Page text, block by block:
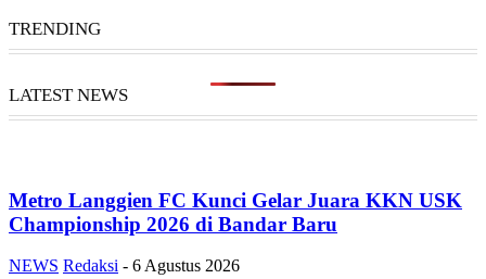
TRENDING
LATEST NEWS
Metro Langgien FC Kunci Gelar Juara KKN USK
Championship 2026 di Bandar Baru
NEWS Redaksi - 6 Agustus 2026